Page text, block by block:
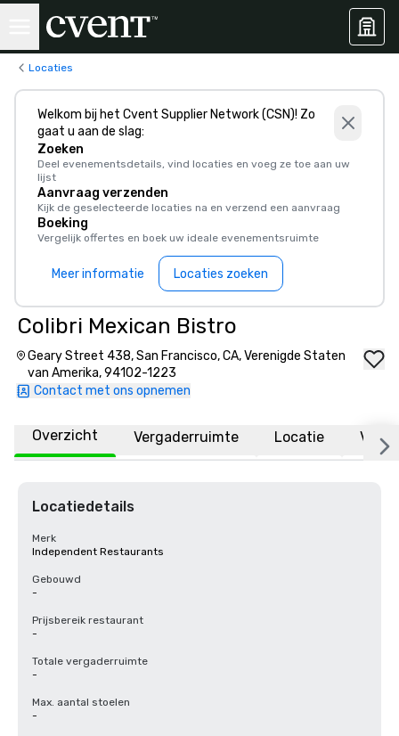
Locaties
Welkom bij het Cvent Supplier Network (CSN)! Zo
gaat u aan de slag:
Zoeken
Deel evenementsdetails, vind locaties en voeg ze toe aan uw
lijst
Aanvraag verzenden
Kijk de geselecteerde locaties na en verzend een aanvraag
Boeking
Vergelijk offertes en boek uw ideale evenementsruimte
Meer informatie Locaties zoeken
Colibri Mexican Bistro
Geary Street 438, San Francisco, CA, Verenigde Staten
van Amerika, 94102-1223
Contact met ons opnemen
Overzicht Vergaderruimte Locatie
Locatiedetails
Merk
Independent Restaurants
Gebouwd
-
Prijsbereik restaurant
-
Totale vergaderruimte
-
Max. aantal stoelen
-